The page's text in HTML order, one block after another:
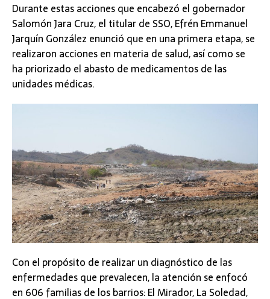
Durante estas acciones que encabezó el gobernador
Salomón Jara Cruz, el titular de SSO, Efrén Emmanuel
Jarquín González enunció que en una primera etapa, se
realizaron acciones en materia de salud, así como se
ha priorizado el abasto de medicamentos de las
unidades médicas.
Con el propósito de realizar un diagnóstico de las
enfermedades que prevalecen, la atención se enfocó
en 606 familias de los barrios: El Mirador, La Soledad,